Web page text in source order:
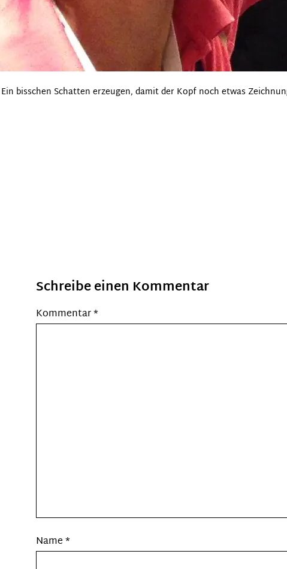
Ein bisschen Schatten erzeugen, damit der Kopf noch etwas
Schreibe einen Kommentar
Kommentar*
Name*